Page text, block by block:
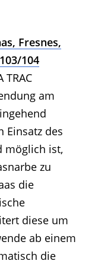
Fresnes,
104
TRAC
am
Einsatz des
möglich ist,
zu
die
diese um
ab einem
die